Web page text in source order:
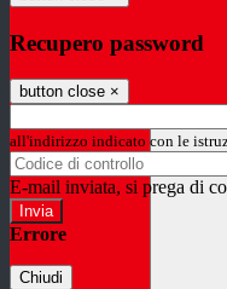
Recupero password
button close ×
all'indirizzo indicato con le
E-mail inviata, si prega di
Errore
Chiudi